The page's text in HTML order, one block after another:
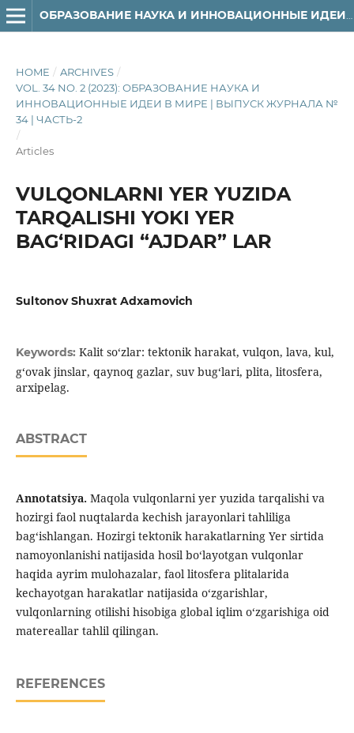
HOME / ARCHIVES /
VOL. 34 NO. 2 (2023): ОБРАЗОВАНИЕ НАУКА И
ИННОВАЦИОННЫЕ ИДЕИ В МИРЕ | ВЫПУСК ЖУРНАЛА №
34 | ЧАСТЬ-2
/
Articles
VULQONLARNI YER YUZIDA
TARQALISHI YOKI YER
BAG‘RIDAGI “AJDAR” LAR
Sultonov Shuxrat Adxamovich
Keywords: Kalit so‘zlar: tektonik harakat, vulqon, lava, kul,
g‘ovak jinslar, qaynoq gazlar, suv bug‘lari, plita, litosfera,
arxipelag.
ABSTRACT
Annotatsiya. Maqola vulqonlarni yer yuzida tarqalishi va
hozirgi faol nuqtalarda kechish jarayonlari tahliliga
bag‘ishlangan. Hozirgi tektonik harakatlarning Yer sirtida
namoyonlanishi natijasida hosil bo‘layotgan vulqonlar
haqida ayrim mulohazalar, faol litosfera plitalarida
kechayotgan harakatlar natijasida o‘zgarishlar,
vulqonlarning otilishi hisobiga global iqlim o‘zgarishiga oid
matereallar tahlil qilingan.
REFERENCES